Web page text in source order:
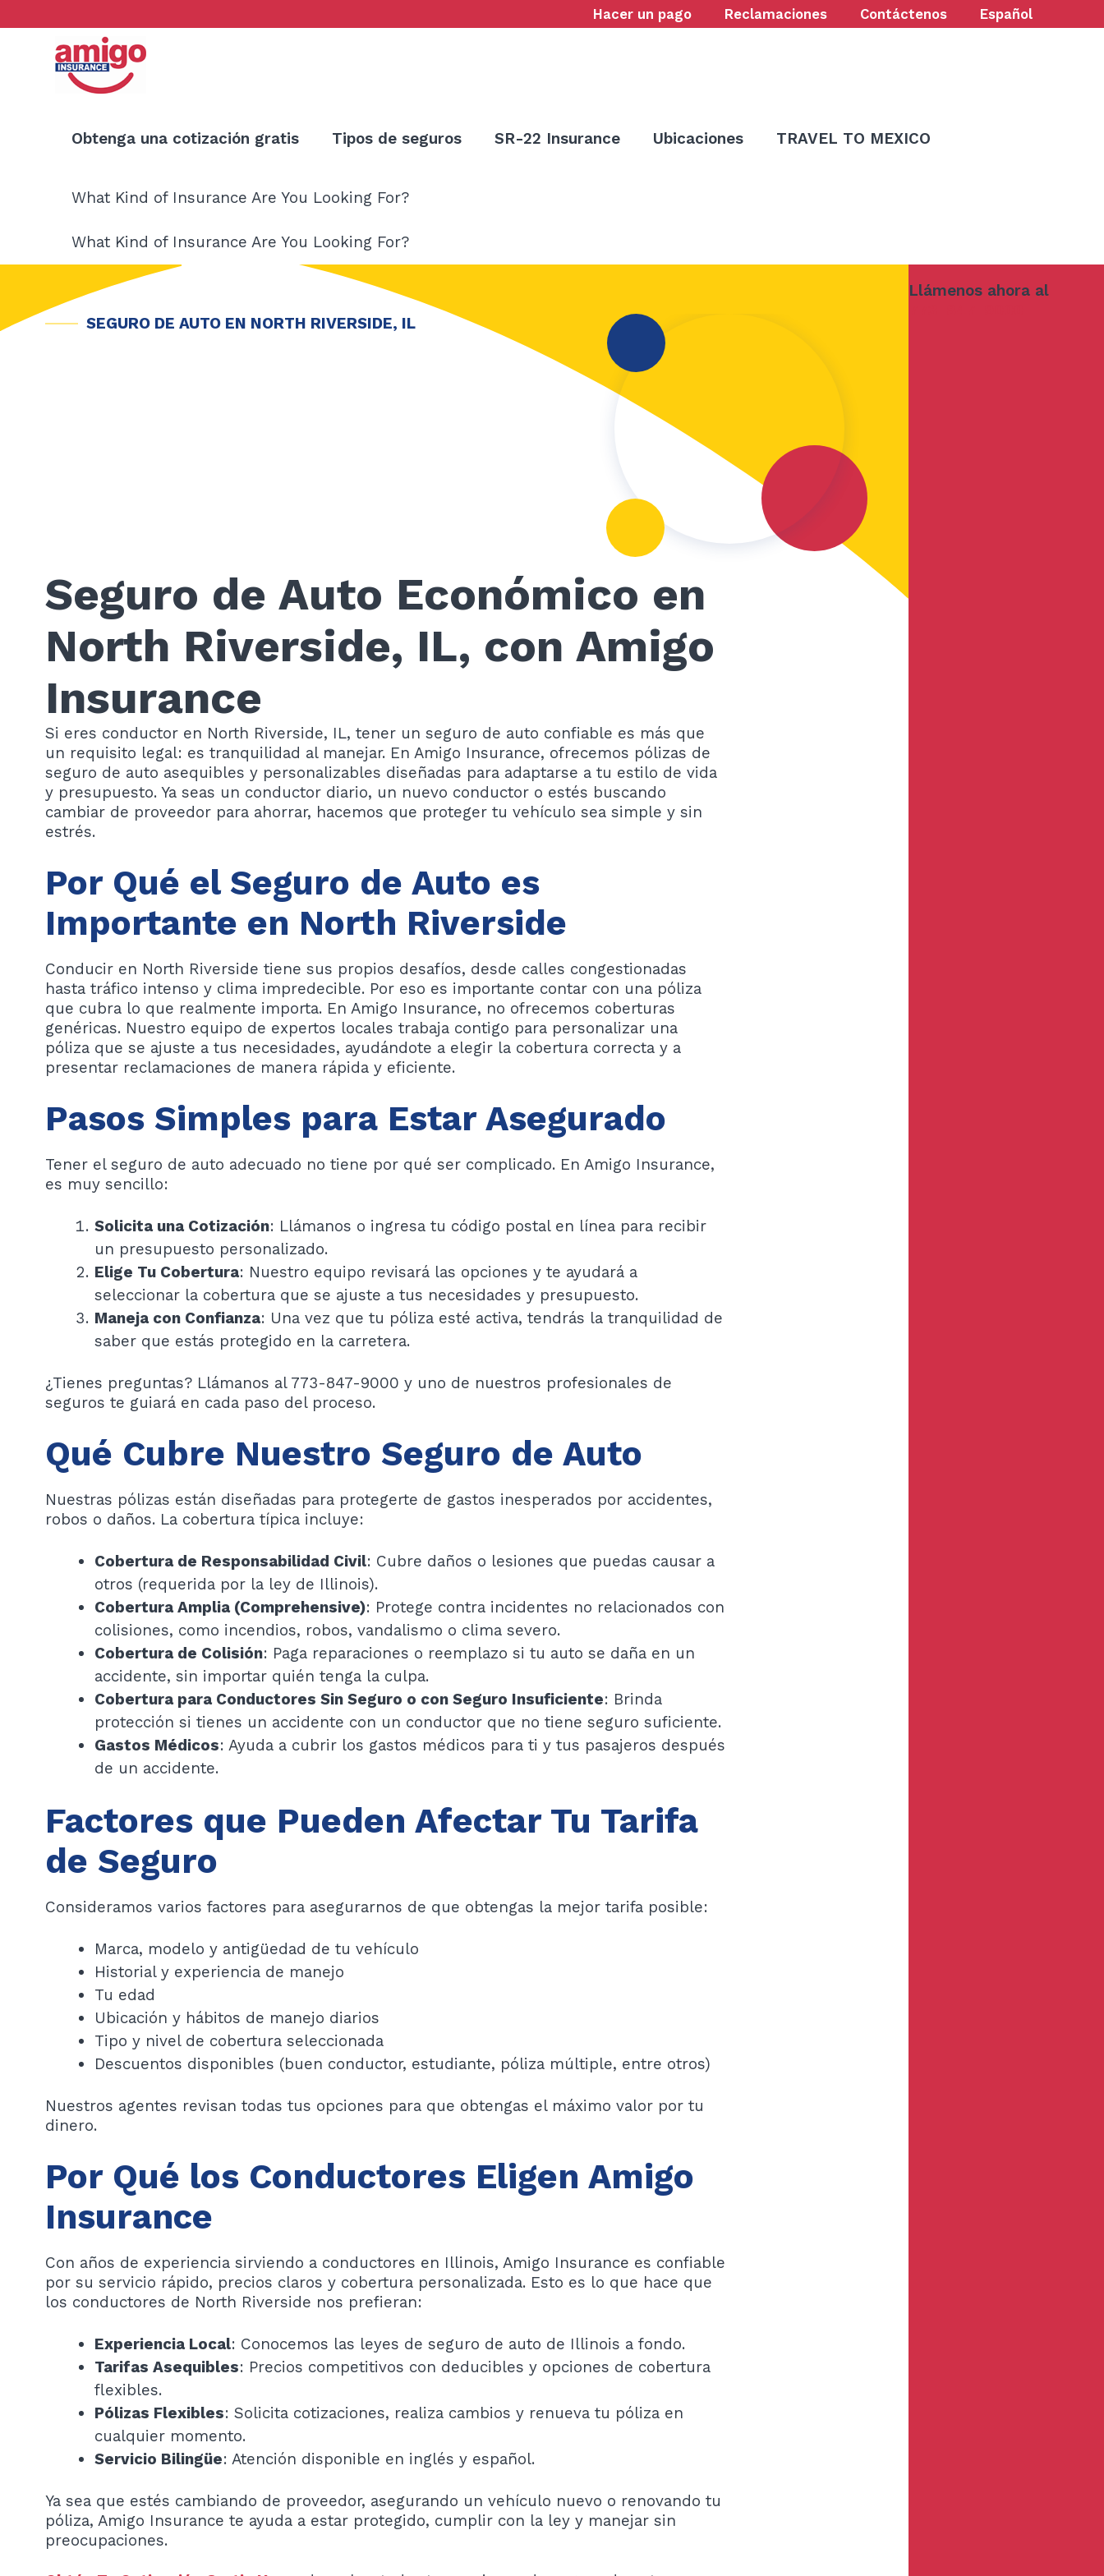
Hacer un pago Reclamaciones Contáctenos Español
Obtenga una cotización gratis Tipos de seguros SR-22 Insurance Ubicaciones TRAVEL TO MEXICO
What Kind of Insurance Are You Looking For?
What Kind of Insurance Are You Looking For?
Llámenos ahora al
SEGURO DE AUTO EN NORTH RIVERSIDE, IL
Seguro de Auto Económico en
North Riverside, IL, con Amigo
Insurance
Si eres conductor en North Riverside, IL, tener un seguro de auto confiable es más que
un requisito legal: es tranquilidad al manejar. En Amigo Insurance, ofrecemos pólizas de
seguro de auto asequibles y personalizables diseñadas para adaptarse a tu estilo de vida
y presupuesto. Ya seas un conductor diario, un nuevo conductor o estés buscando
cambiar de proveedor para ahorrar, hacemos que proteger tu vehículo sea simple y sin
estrés.
Por Qué el Seguro de Auto es
Importante en North Riverside
Conducir en North Riverside tiene sus propios desafíos, desde calles congestionadas
hasta tráfico intenso y clima impredecible. Por eso es importante contar con una póliza
que cubra lo que realmente importa. En Amigo Insurance, no ofrecemos coberturas
genéricas. Nuestro equipo de expertos locales trabaja contigo para personalizar una
póliza que se ajuste a tus necesidades, ayudándote a elegir la cobertura correcta y a
presentar reclamaciones de manera rápida y eficiente.
Pasos Simples para Estar Asegurado
Tener el seguro de auto adecuado no tiene por qué ser complicado. En Amigo Insurance,
es muy sencillo:
Solicita una Cotización: Llámanos o ingresa tu código postal en línea para recibir
un presupuesto personalizado.
Elige Tu Cobertura: Nuestro equipo revisará las opciones y te ayudará a
seleccionar la cobertura que se ajuste a tus necesidades y presupuesto.
Maneja con Confianza: Una vez que tu póliza esté activa, tendrás la tranquilidad de
saber que estás protegido en la carretera.
¿Tienes preguntas? Llámanos al 773-847-9000 y uno de nuestros profesionales de
seguros te guiará en cada paso del proceso.
Qué Cubre Nuestro Seguro de Auto
Nuestras pólizas están diseñadas para protegerte de gastos inesperados por accidentes,
robos o daños. La cobertura típica incluye:
Cobertura de Responsabilidad Civil: Cubre daños o lesiones que puedas causar a
otros (requerida por la ley de Illinois).
Cobertura Amplia (Comprehensive): Protege contra incidentes no relacionados con
colisiones, como incendios, robos, vandalismo o clima severo.
Cobertura de Colisión: Paga reparaciones o reemplazo si tu auto se daña en un
accidente, sin importar quién tenga la culpa.
Cobertura para Conductores Sin Seguro o con Seguro Insuficiente: Brinda
protección si tienes un accidente con un conductor que no tiene seguro suficiente.
Gastos Médicos: Ayuda a cubrir los gastos médicos para ti y tus pasajeros después
de un accidente.
Factores que Pueden Afectar Tu Tarifa
de Seguro
Consideramos varios factores para asegurarnos de que obtengas la mejor tarifa posible:
Marca, modelo y antigüedad de tu vehículo
Historial y experiencia de manejo
Tu edad
Ubicación y hábitos de manejo diarios
Tipo y nivel de cobertura seleccionada
Descuentos disponibles (buen conductor, estudiante, póliza múltiple, entre otros)
Nuestros agentes revisan todas tus opciones para que obtengas el máximo valor por tu
dinero.
Por Qué los Conductores Eligen Amigo
Insurance
Con años de experiencia sirviendo a conductores en Illinois, Amigo Insurance es confiable
por su servicio rápido, precios claros y cobertura personalizada. Esto es lo que hace que
los conductores de North Riverside nos prefieran:
Experiencia Local: Conocemos las leyes de seguro de auto de Illinois a fondo.
Tarifas Asequibles: Precios competitivos con deducibles y opciones de cobertura
flexibles.
Pólizas Flexibles: Solicita cotizaciones, realiza cambios y renueva tu póliza en
cualquier momento.
Servicio Bilingüe: Atención disponible en inglés y español.
Ya sea que estés cambiando de proveedor, asegurando un vehículo nuevo o renovando tu
póliza, Amigo Insurance te ayuda a estar protegido, cumplir con la ley y manejar sin
preocupaciones.